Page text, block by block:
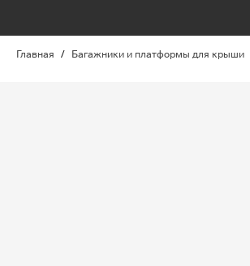
Главная / Багажники и платформы для крыши